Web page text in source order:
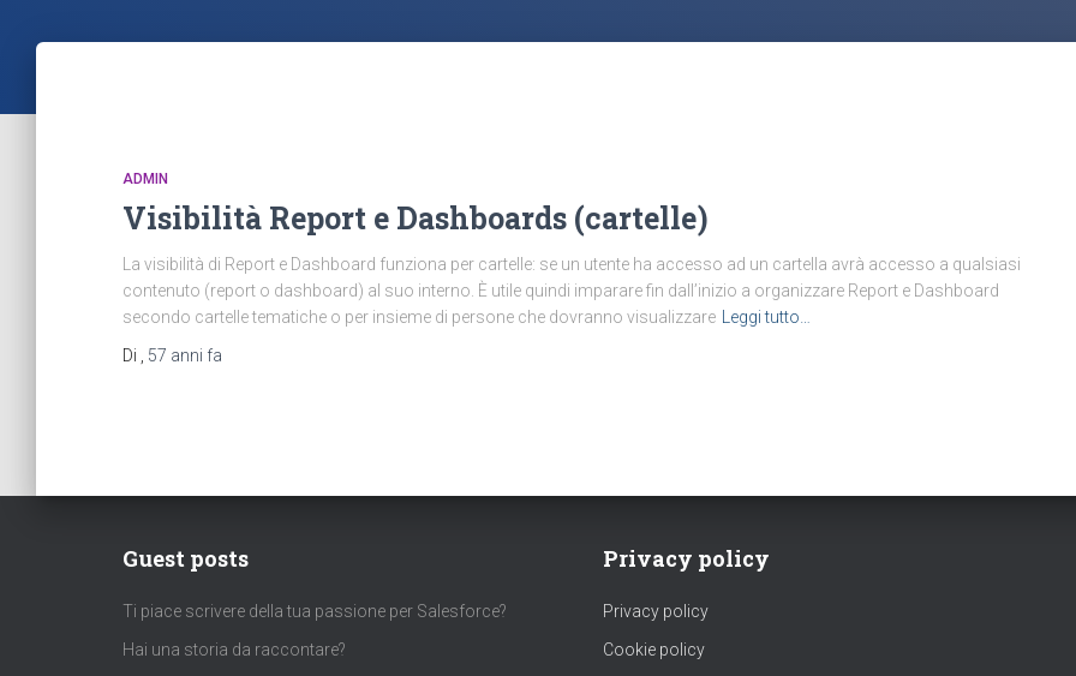
ADMIN
Visibilità Report e Dashboards (cartelle)
La visibilità di Report e Dashboard funziona per cartelle: se un utente ha accesso ad un cartella avrà accesso a qualsiasi
contenuto (report o dashboard) al suo interno. È utile quindi imparare fin dall’inizio a organizzare Report e Dashboard
secondo cartelle tematiche o per insieme di persone che dovranno visualizzare
Leggi tutto…
Di
57 anni fa
Guest posts
Ti piace scrivere della tua passione per Salesforce?
Hai una storia da raccontare?
Privacy policy
Privacy policy
Cookie policy